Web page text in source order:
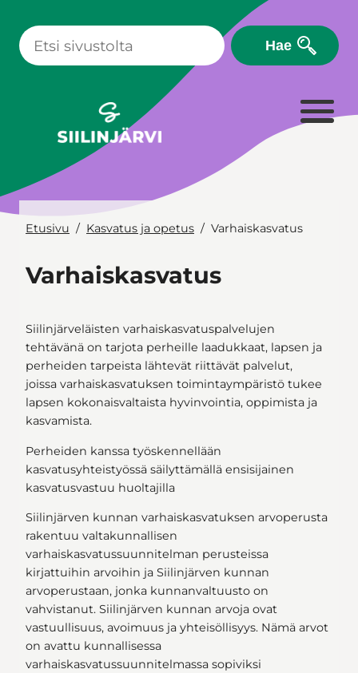
sisältöön
Hae
Etusivu Kasvatus ja opetus Varhaiskasvatus
Varhaiskasvatus
Siilinjärveläisten varhaiskasvatuspalvelujen
tehtävänä on tarjota perheille laadukkaat, lapsen ja
perheiden tarpeista lähtevät riittävät palvelut,
joissa varhaiskasvatuksen toimintaympäristö tukee
lapsen kokonaisvaltaista hyvinvointia, oppimista ja
kasvamista.
Perheiden kanssa työskennellään
kasvatusyhteistyössä säilyttämällä ensisijainen
kasvatusvastuu huoltajilla
Siilinjärven kunnan varhaiskasvatuksen arvoperusta
rakentuu valtakunnallisen
varhaiskasvatussuunnitelman perusteissa
kirjattuihin arvoihin ja Siilinjärven kunnan
arvoperustaan, jonka kunnanvaltuusto on
vahvistanut. Siilinjärven kunnan arvoja ovat
vastuullisuus, avoimuus ja yhteisöllisyys. Nämä arvot
on avattu kunnallisessa
varhaiskasvatussuunnitelmassa sopiviksi